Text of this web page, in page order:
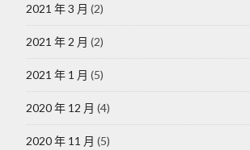
2021 年 3 月 (2)
2021 年 2 月 (2)
2021 年 1 月 (5)
2020 年 12 月 (4)
2020 年 11 月 (5)